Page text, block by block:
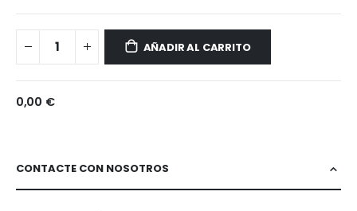
AÑADIR AL CARRITO
0,00 €
CONTACTE CON NOSOTROS